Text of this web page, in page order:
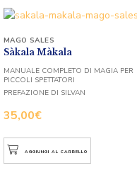
Sàkala Màkala
35,00€
MAGO SALES
MANUALE COMPLETO DI MAGIA PER
PICCOLI SPETTATORI
PREFAZIONE DI SILVAN
AGGIUNGI AL CARRELLO